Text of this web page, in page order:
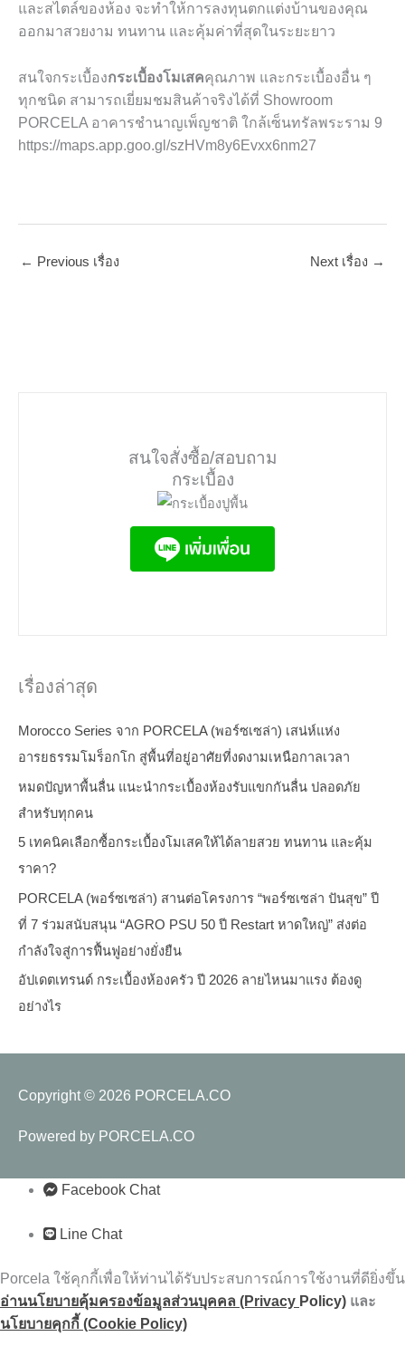
และสไตล์ของห้อง จะทำให้การลงทุนตกแต่งบ้านของคุณ
ออกมาสวยงาม ทนทาน และคุ้มค่าที่สุดในระยะยาว
สนใจกระเบื้องกระเบื้องโมเสคคุณภาพ และกระเบื้องอื่น ๆ
ทุกชนิด สามารถเยี่ยมชมสินค้าจริงได้ที่ Showroom
PORCELA อาคารชำนาญเพ็ญชาติ ใกล้เซ็นทรัลพระราม 9
https://maps.app.goo.gl/szHVm8y6Evxx6nm27
← Previous เรื่อง Next เรื่อง →
สนใจสั่งซื้อ/สอบถาม
กระเบื้อง
เรื่องล่าสุด
Morocco Series จาก PORCELA (พอร์ซเซล่า) เสน่ห์แห่ง
อารยธรรมโมร็อกโก สู่พื้นที่อยู่อาศัยที่งดงามเหนือกาลเวลา
หมดปัญหาพื้นลื่น แนะนำกระเบื้องห้องรับแขกกันลื่น ปลอดภัย
สำหรับทุกคน
5 เทคนิคเลือกซื้อกระเบื้องโมเสคให้ได้ลายสวย ทนทาน และคุ้ม
ราคา?
PORCELA (พอร์ซเซล่า) สานต่อโครงการ “พอร์ซเซล่า ปันสุข” ปี
ที่ 7 ร่วมสนับสนุน “AGRO PSU 50 ปี Restart หาดใหญ่” ส่งต่อ
กำลังใจสู่การฟื้นฟูอย่างยั่งยืน
อัปเดตเทรนด์ กระเบื้องห้องครัว ปี 2026 ลายไหนมาแรง ต้องดู
อย่างไร
Copyright © 2026 PORCELA.CO
Powered by PORCELA.CO
Facebook Chat
Line Chat
Porcela ใช้คุกกี้เพื่อให้ท่านได้รับประสบการณ์การใช้งานที่ดียิ่งขึ้น
อ่านนโยบายคุ้มครองข้อมูลส่วนบุคคล (Privacy Policy) และ
นโยบายคุกกี้ (Cookie Policy)